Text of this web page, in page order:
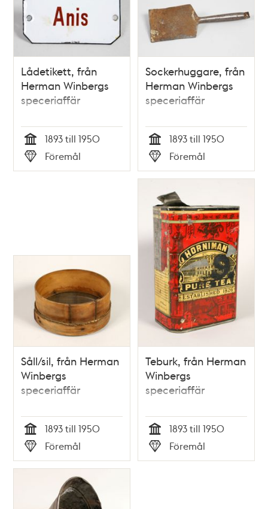
Lådetikett, från
Herman Winbergs
speceriaffär
Tid
1893 till 1950
Typ
Föremål
Sockerhuggare, från
Herman Winbergs
speceriaffär
Tid
1893 till 1950
Typ
Föremål
Såll/sil, från Herman
Winbergs
speceriaffär
Tid
1893 till 1950
Typ
Föremål
Teburk, från Herman
Winbergs
speceriaffär
Tid
1893 till 1950
Typ
Föremål